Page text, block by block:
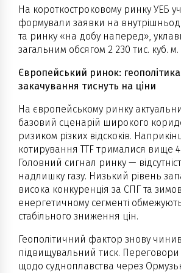
На короткостроковому ринку УЕБ
формували заявки на
та ринку «на добу наперед»,
загальним обсягом 2 230 тис. куб. м.
Європейський ринок:
закачування тиснуть на ціни
На європейському ринку
базовий сценарій широкого
ризиком різких відскоків.
котирування TTF трималися вище
Головний сигнал ринку —
надлишку газу. Низький рівень
висока конкуренція за СПГ та
енергетичному сегменті
стабільного зниження цін.
Геополітичний фактор знову чинив
підвищувальний тиск.
щодо судноплавства через